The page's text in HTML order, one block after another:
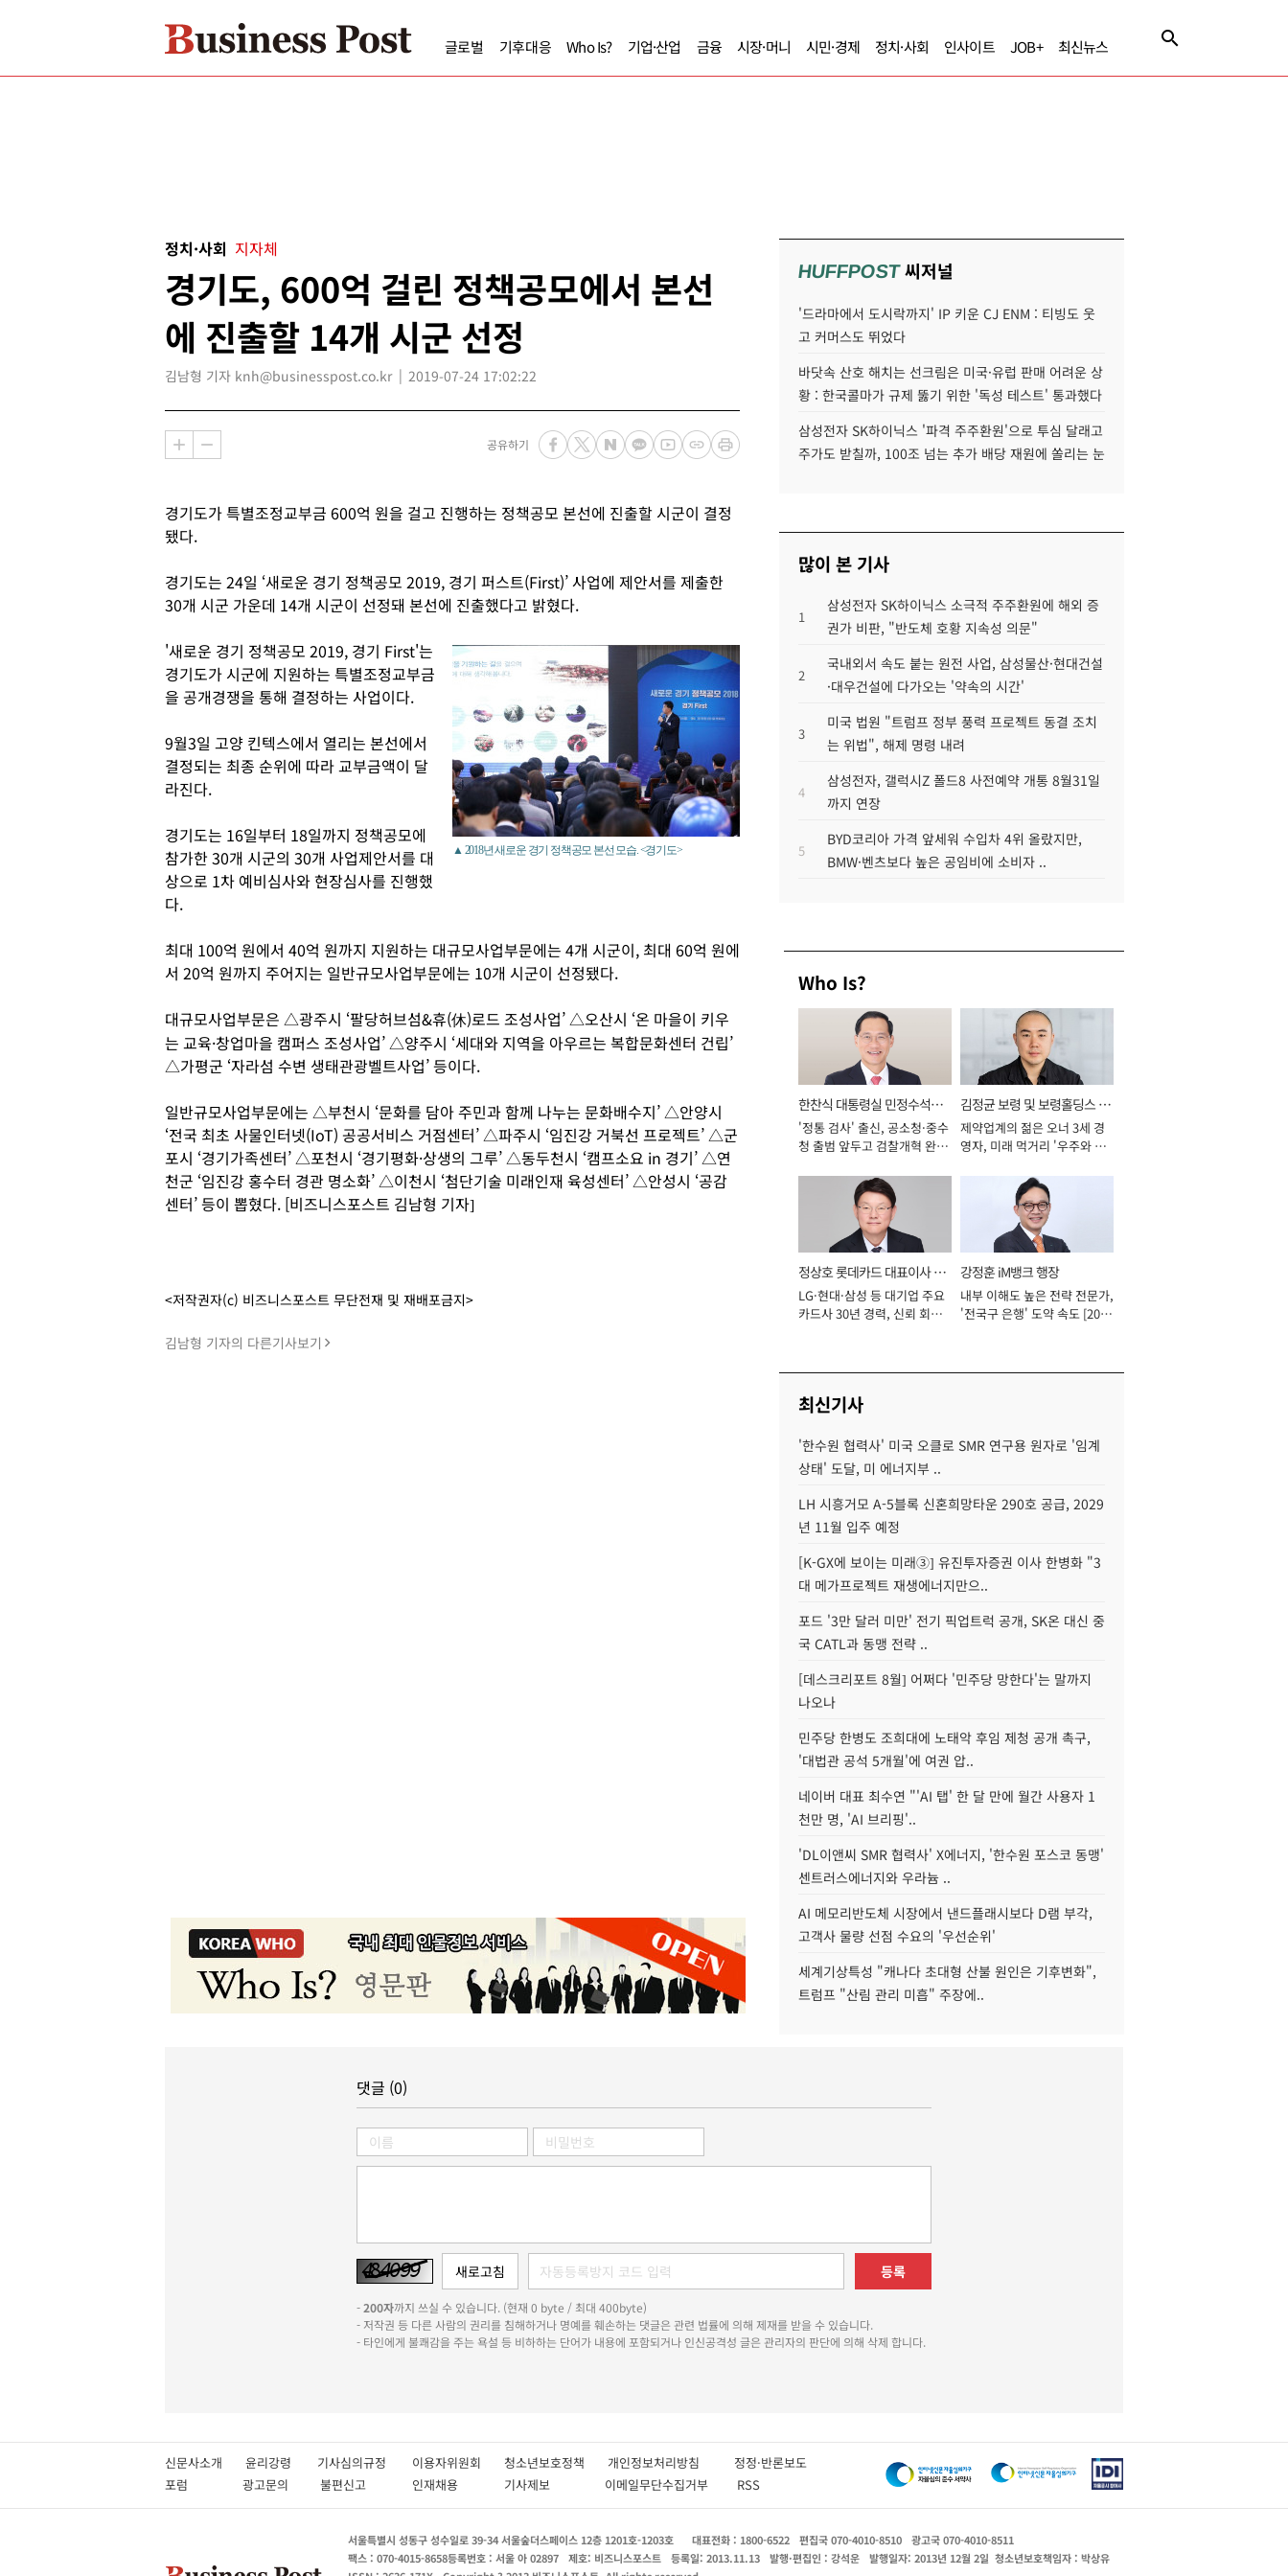
글로벌 기후대응 Who Is? 기업·산업 금융 시장·머니 시민·경제 정치·사회 인사이트 JOB+ 최신뉴스
정치·사회 지자체
경기도, 600억 걸린 정책공모에서 본선
에 진출할 14개 시군 선정
김남형 기자 knh@businesspost.co.kr 2019-07-24 17:02:22
공유하기
경기도가 특별조정교부금 600억 원을 걸고 진행하는 정책공모 본선에 진출할 시군이 결정
됐다.
경기도는 24일 ‘새로운 경기 정책공모 2019, 경기 퍼스트(First)’ 사업에 제안서를 제출한
30개 시군 가운데 14개 시군이 선정돼 본선에 진출했다고 밝혔다.
▲ 2018년 새로운 경기 정책공모 본선 모습. <경기도>
'새로운 경기 정책공모 2019, 경기 First'는
경기도가 시군에 지원하는 특별조정교부금
을 공개경쟁을 통해 결정하는 사업이다.
9월3일 고양 킨텍스에서 열리는 본선에서
결정되는 최종 순위에 따라 교부금액이 달
라진다.
경기도는 16일부터 18일까지 정책공모에
참가한 30개 시군의 30개 사업제안서를 대
상으로 1차 예비심사와 현장심사를 진행했
다.
최대 100억 원에서 40억 원까지 지원하는 대규모사업부문에는 4개 시군이, 최대 60억 원에
서 20억 원까지 주어지는 일반규모사업부문에는 10개 시군이 선정됐다.
대규모사업부문은 △광주시 ‘팔당허브섬&휴(休)로드 조성사업’ △오산시 ‘온 마을이 키우
는 교육·창업마을 캠퍼스 조성사업’ △양주시 ‘세대와 지역을 아우르는 복합문화센터 건립’
△가평군 ‘자라섬 수변 생태관광벨트사업’ 등이다.
일반규모사업부문에는 △부천시 ‘문화를 담아 주민과 함께 나누는 문화배수지’ △안양시
‘전국 최초 사물인터넷(IoT) 공공서비스 거점센터’ △파주시 ‘임진강 거북선 프로젝트’ △군
포시 ‘경기가족센터’ △포천시 ‘경기평화·상생의 그루’ △동두천시 ‘캠프소요 in 경기’ △연
천군 ‘임진강 홍수터 경관 명소화’ △이천시 ‘첨단기술 미래인재 육성센터’ △안성시 ‘공감
센터’ 등이 뽑혔다. [비즈니스포스트 김남형 기자]
<저작권자(c) 비즈니스포스트 무단전재 및 재배포금지>
김남형 기자의 다른기사보기
HUFFPOST씨저널
'드라마에서 도시락까지' IP 키운 CJ ENM : 티빙도 웃
고 커머스도 뛰었다
바닷속 산호 해치는 선크림은 미국·유럽 판매 어려운 상
황 : 한국콜마가 규제 뚫기 위한 '독성 테스트' 통과했다
삼성전자 SK하이닉스 '파격 주주환원'으로 투심 달래고
주가도 받칠까, 100조 넘는 추가 배당 재원에 쏠리는 눈
많이 본 기사
1
삼성전자 SK하이닉스 소극적 주주환원에 해외 증
권가 비판, "반도체 호황 지속성 의문"
2
국내외서 속도 붙는 원전 사업, 삼성물산·현대건설
·대우건설에 다가오는 '약속의 시간'
3
미국 법원 "트럼프 정부 풍력 프로젝트 동결 조치
는 위법", 해제 명령 내려
4
삼성전자, 갤럭시Z 폴드8 사전예약 개통 8월31일
까지 연장
5
BYD코리아 가격 앞세워 수입차 4위 올랐지만,
BMW·벤츠보다 높은 공임비에 소비자 ..
Who Is?
한찬식 대통령실 민정수석비
서관
'정통 검사' 출신, 공소청·중수
청 출범 앞두고 검찰개혁 완수
김정균 보령 및 보령홀딩스 대
표이사 사장
제약업계의 젊은 오너 3세 경
영자, 미래 먹거리 '우주와 헬
정상호 롯데카드 대표이사 사
장
LG·현대·삼성 등 대기업 주요
카드사 30년 경력, 신뢰 회복
강정훈 iM뱅크 행장
내부 이해도 높은 전략 전문가,
'전국구 은행' 도약 속도 [2026
최신기사
'한수원 협력사' 미국 오클로 SMR 연구용 원자로 '임계
상태' 도달, 미 에너지부 ..
LH 시흥거모 A-5블록 신혼희망타운 290호 공급, 2029
년 11월 입주 예정
[K-GX에 보이는 미래③] 유진투자증권 이사 한병화 "3
대 메가프로젝트 재생에너지만으..
포드 '3만 달러 미만' 전기 픽업트럭 공개, SK온 대신 중
국 CATL과 동맹 전략 ..
[데스크리포트 8월] 어쩌다 '민주당 망한다'는 말까지
나오나
민주당 한병도 조희대에 노태악 후임 제청 공개 촉구,
'대법관 공석 5개월'에 여권 압..
네이버 대표 최수연 "'AI 탭' 한 달 만에 월간 사용자 1
천만 명, 'AI 브리핑'..
'DL이앤씨 SMR 협력사' X에너지, '한수원 포스코 동맹'
센트러스에너지와 우라늄 ..
AI 메모리반도체 시장에서 낸드플래시보다 D램 부각,
고객사 물량 선점 수요의 '우선순위'
세계기상특성 "캐나다 초대형 산불 원인은 기후변화",
트럼프 "산림 관리 미흡" 주장에..
댓글 (0)
등록
-200자까지 쓰실 수 있습니다. (현재 0 byte / 최대 400byte)
- 저작권 등 다른 사람의 권리를 침해하거나 명예를 훼손하는 댓글은 관련 법률에 의해 제재를 받을 수 있습니다.
- 타인에게 불쾌감을 주는 욕설 등 비하하는 단어가 내용에 포함되거나 인신공격성 글은 관리자의 판단에 의해 삭제 합니다.
신문사소개 윤리강령 기사심의규정 이용자위원회 청소년보호정책 개인정보처리방침 정정·반론보도
포럼
광고문의 불편신고 인재채용 기사제보 이메일무단수집거부 RSS
서울특별시 성동구 성수일로 39-34 서울숲더스페이스 12층 1201호-1203호 대표전화 : 1800-6522 편집국 070-4010-8510
광고국 070-4010-8511
팩스 : 070-4015-8658등록번호 : 서울 아 02897 제호: 비즈니스포스트 등록일: 2013.11.13 발행·편집인 : 강석운 발행일자: 2013년 12월 2일 청소년보호책임자 : 박상유